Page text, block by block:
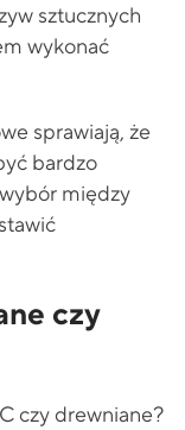
sztucznych
wykonać
sprawiają, że
bardzo
między
czy
czy drewniane?